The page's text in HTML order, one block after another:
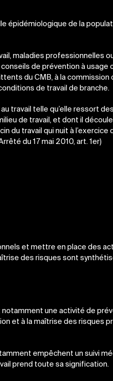
épidémiologique de la
maladies professionnelles
de prévention à usage
du CMB, à la commission
de travail de branche.
travail telle qu’elle ressort
de travail, et dont il
du travail qui nuit à l’exercice
du 17 mai 2010, art. 1er)
et mettre en place des
des risques sont
une activité de
et à la maîtrise des risques
empêchent un suivi
prend toute sa signification.